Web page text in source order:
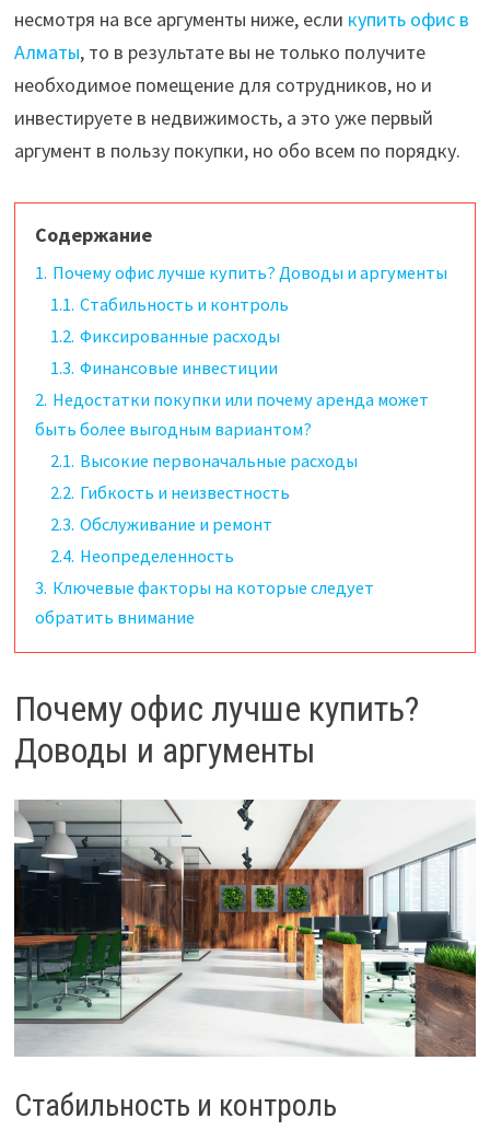
несмотря на все аргументы ниже, если купить офис в
Алматы, то в результате вы не только получите
необходимое помещение для сотрудников, но и
инвестируете в недвижимость, а это уже первый
аргумент в пользу покупки, но обо всем по порядку.
Содержание
1. Почему офис лучше купить? Доводы и аргументы
1.1. Стабильность и контроль
1.2. Фиксированные расходы
1.3. Финансовые инвестиции
2. Недостатки покупки или почему аренда может
быть более выгодным вариантом?
2.1. Высокие первоначальные расходы
2.2. Гибкость и неизвестность
2.3. Обслуживание и ремонт
2.4. Неопределенность
3. Ключевые факторы на которые следует
обратить внимание
Почему офис лучше купить?
Доводы и аргументы
Стабильность и контроль